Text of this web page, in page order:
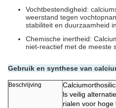
Vochtbestendigheid:
weerstand tegen
stabiliteit en duurzaamheid
Chemische inertheid:
niet-reactief met de meeste
Gebruik en synthese van
Beschrijving
ls veilig
rialen voor